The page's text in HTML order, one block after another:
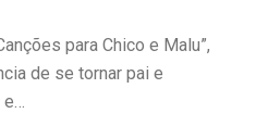
para Chico e Malu”,
de se tornar pai e
e…